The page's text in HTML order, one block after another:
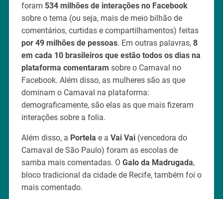
foram 534 milhões de interações no Facebook
sobre o tema (ou seja, mais de meio bilhão de
comentários, curtidas e compartilhamentos) feitas
por 49 milhões de pessoas. Em outras palavras, 8
em cada 10 brasileiros que estão todos os dias na
plataforma comentaram sobre o Carnaval no
Facebook. Além disso, as mulheres são as que
dominam o Carnaval na plataforma:
demograficamente, são elas as que mais fizeram
interações sobre a folia.
Além disso, a Portela e a Vai Vai(vencedora do
Carnaval de São Paulo) foram as escolas de
samba mais comentadas. O Galo da Madrugada,
bloco tradicional da cidade de Recife, também foi o
mais comentado.